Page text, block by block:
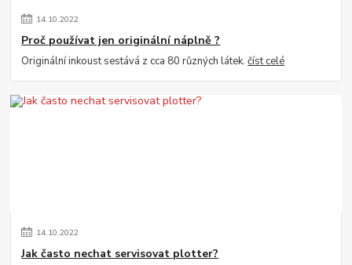
14.10.2022
Proč používat jen originální náplně ?
Originální inkoust sestává z cca 80 různých látek.číst celé
14.10.2022
Jak často nechat servisovat plotter?